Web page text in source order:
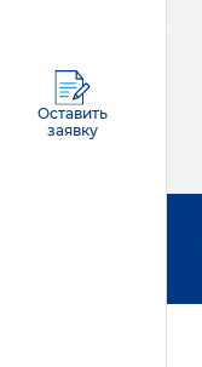
Оставить
заявку